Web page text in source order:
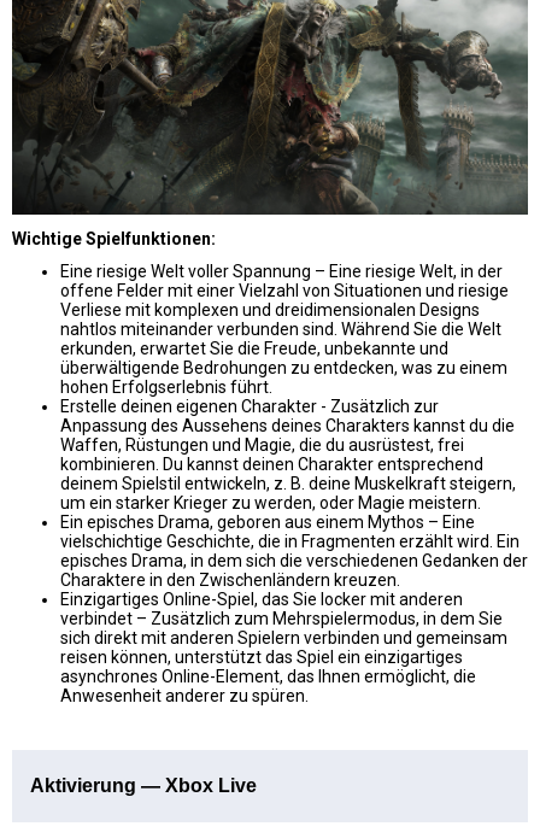
Wichtige Spielfunktionen:
Eine riesige Welt voller Spannung – Eine riesige Welt, in der
offene Felder mit einer Vielzahl von Situationen und riesige
Verliese mit komplexen und dreidimensionalen Designs
nahtlos miteinander verbunden sind. Während Sie die Welt
erkunden, erwartet Sie die Freude, unbekannte und
überwältigende Bedrohungen zu entdecken, was zu einem
hohen Erfolgserlebnis führt.
Erstelle deinen eigenen Charakter - Zusätzlich zur
Anpassung des Aussehens deines Charakters kannst du die
Waffen, Rüstungen und Magie, die du ausrüstest, frei
kombinieren. Du kannst deinen Charakter entsprechend
deinem Spielstil entwickeln, z. B. deine Muskelkraft steigern,
um ein starker Krieger zu werden, oder Magie meistern.
Ein episches Drama, geboren aus einem Mythos – Eine
vielschichtige Geschichte, die in Fragmenten erzählt wird. Ein
episches Drama, in dem sich die verschiedenen Gedanken der
Charaktere in den Zwischenländern kreuzen.
Einzigartiges Online-Spiel, das Sie locker mit anderen
verbindet – Zusätzlich zum Mehrspielermodus, in dem Sie
sich direkt mit anderen Spielern verbinden und gemeinsam
reisen können, unterstützt das Spiel ein einzigartiges
asynchrones Online-Element, das Ihnen ermöglicht, die
Anwesenheit anderer zu spüren.
Aktivierung — Xbox Live